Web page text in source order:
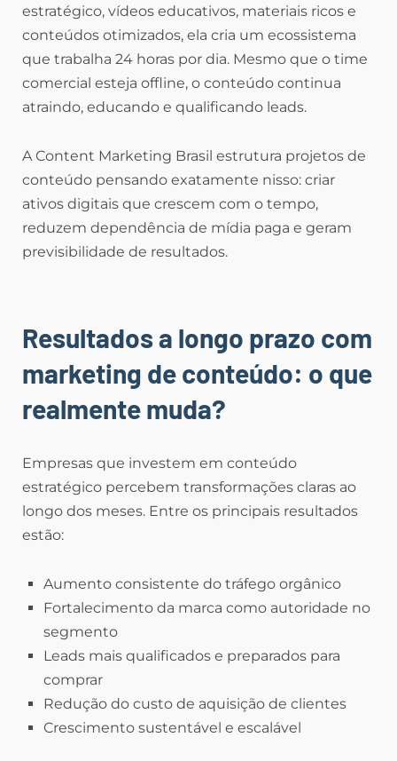
estratégico, vídeos educativos, materiais ricos e
conteúdos otimizados, ela cria um ecossistema
que trabalha 24 horas por dia. Mesmo que o time
comercial esteja offline, o conteúdo continua
atraindo, educando e qualificando leads.
A Content Marketing Brasil estrutura projetos de
conteúdo pensando exatamente nisso: criar
ativos digitais que crescem com o tempo,
reduzem dependência de mídia paga e geram
previsibilidade de resultados.
Resultados a longo prazo com
marketing de conteúdo: o que
realmente muda?
Empresas que investem em conteúdo
estratégico percebem transformações claras ao
longo dos meses. Entre os principais resultados
estão:
Aumento consistente do tráfego orgânico
Fortalecimento da marca como autoridade no
segmento
Leads mais qualificados e preparados para
comprar
Redução do custo de aquisição de clientes
Crescimento sustentável e escalável